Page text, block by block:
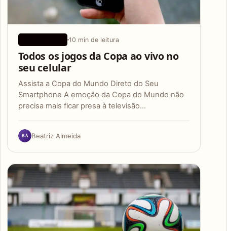
10 min de leitura
Todos os jogos da Copa ao vivo no
seu celular
Assista a Copa do Mundo Direto do Seu
Smartphone A emoção da Copa do Mundo não
precisa mais ficar presa à televisão…
BA Beatriz Almeida